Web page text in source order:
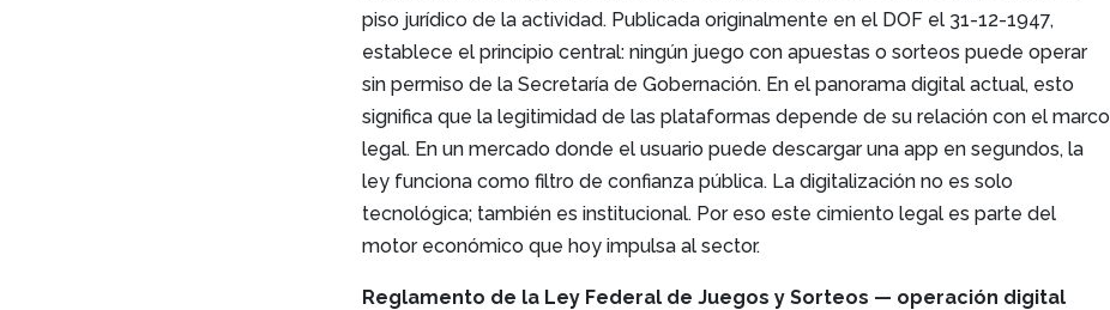
piso jurídico de la actividad. Publicada originalmente en el DOF el 31-12-1947,
establece el principio central: ningún juego con apuestas o sorteos puede operar
sin permiso de la Secretaría de Gobernación. En el panorama digital actual, esto
significa que la legitimidad de las plataformas depende de su relación con el marco
legal. En un mercado donde el usuario puede descargar una app en segundos, la
ley funciona como filtro de confianza pública. La digitalización no es solo
tecnológica; también es institucional. Por eso este cimiento legal es parte del
motor económico que hoy impulsa al sector.
Reglamento de la Ley Federal de Juegos y Sorteos — operación digital